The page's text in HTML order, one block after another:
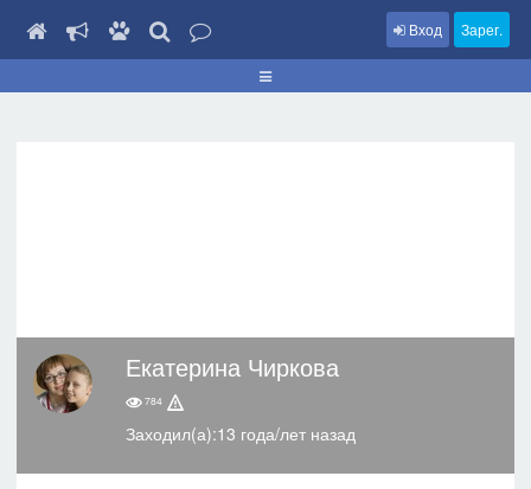
Вход Зарег.
Екатерина Чиркова
784
Заходил(а):13 года/лет назад